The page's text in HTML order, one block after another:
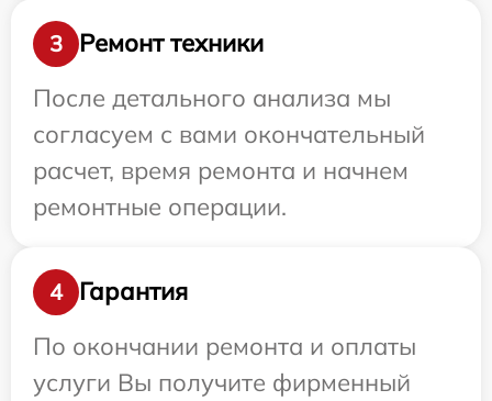
3
Ремонт техники
После детального анализа мы
согласуем с вами окончательный
расчет, время ремонта и начнем
ремонтные операции.
4
Гарантия
По окончании ремонта и оплаты
услуги Вы получите фирменный